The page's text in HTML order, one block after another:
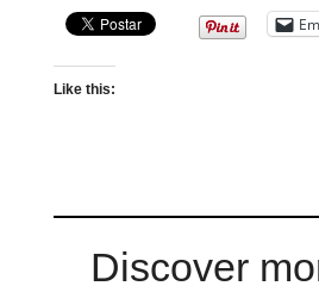
Like this:
Discover